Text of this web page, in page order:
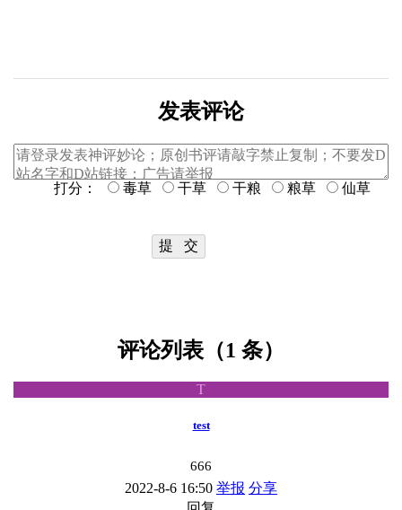
发表评论
打分： 毒草 干草 干粮 粮草 仙草
评论列表（1 条）
T
test
666
2022-8-6 16:50 举报 分享